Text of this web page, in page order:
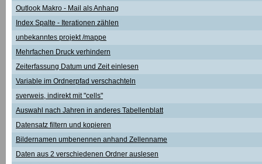
Outlook Makro - Mail als Anhang
Index Spalte - Iterationen zählen
unbekanntes projekt /mappe
Mehrfachen Druck verhindern
Zeiterfassung Datum und Zeit einlesen
Variable im Ordnerpfad verschachteln
sverweis, indirekt mit "cells"
Auswahl nach Jahren in anderes Tabellenblatt
Datensatz filtern und kopieren
Bildernamen umbenennen anhand Zellenname
Daten aus 2 verschiedenen Ordner auslesen